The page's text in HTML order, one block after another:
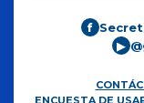
f
▶
ENCUESTA DE